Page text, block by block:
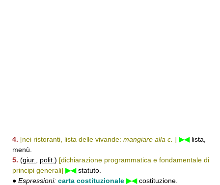
4. [nei ristoranti, lista delle vivande: mangiare alla c. ] ▶◀lista,
menù.
5. (giur. polit. ) [dichiarazione programmatica e fondamentale di
principi generali] ▶◀statuto.
● Espressioni: carta costituzionale ▶◀costituzione.